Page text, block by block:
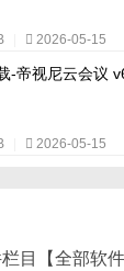
2026-05-15
-帝视尼云会议
2026-05-15
目【全部软件